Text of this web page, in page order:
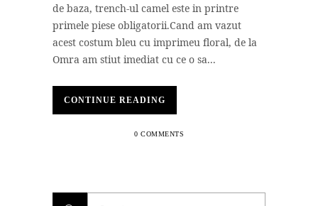
de baza, trench-ul camel este in printre
primele piese obligatorii.Cand am vazut
acest costum bleu cu imprimeu floral, de la
Omra am stiut imediat cu ce o sa...
CONTINUE READING
0 COMMENTS